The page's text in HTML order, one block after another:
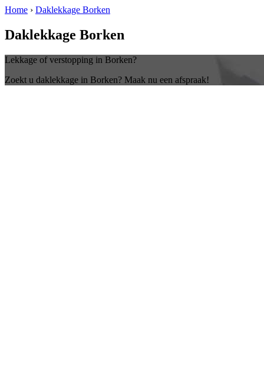
Home › Daklekkage Borken
Daklekkage Borken
Lekkage of verstopping in Borken?
Zoekt u daklekkage in Borken? Maak nu een afspraak!